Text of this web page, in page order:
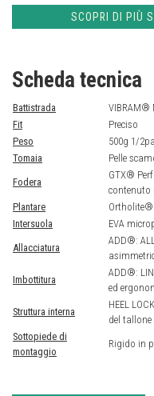
SCOPRI DI PIÙ
Scheda tecnica
Battistrada
VIBRAM®
Fit
Preciso
Peso
500g 1/
Tomaia
Pelle
Fodera
GTX®
contenuto
Plantare
Intersuola
EVA
Allacciatura
ADD®:
Imbottitura
ADD®:
ed
Struttura interna
HEEL
del tallone
Sottopiede di
montaggio
Rigido in